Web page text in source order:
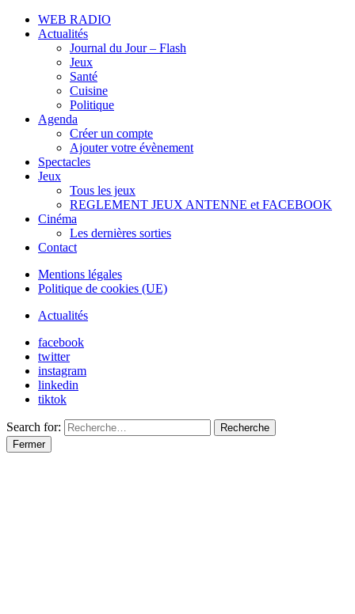
WEB RADIO
Actualités
Journal du Jour – Flash
Jeux
Santé
Cuisine
Politique
Agenda
Créer un compte
Ajouter votre évènement
Spectacles
Jeux
Tous les jeux
REGLEMENT JEUX ANTENNE et FACEBOOK
Cinéma
Les dernières sorties
Contact
Mentions légales
Politique de cookies (UE)
Actualités
facebook
twitter
instagram
linkedin
tiktok
Search for:
Recherche
Fermer